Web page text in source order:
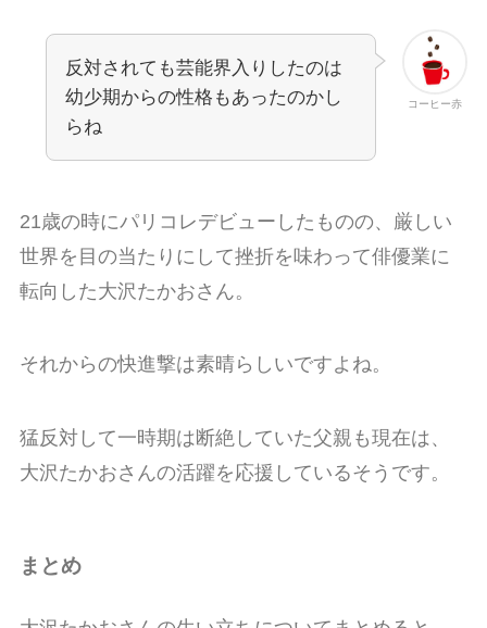
コーヒー赤
反対されても芸能界入りしたのは
幼少期からの性格もあったのかし
らね
21歳の時にパリコレデビューしたものの、厳しい
世界を目の当たりにして挫折を味わって俳優業に
転向した大沢たかおさん。
それからの快進撃は素晴らしいですよね。
猛反対して一時期は断絶していた父親も現在は、
大沢たかおさんの活躍を応援しているそうです。
まとめ